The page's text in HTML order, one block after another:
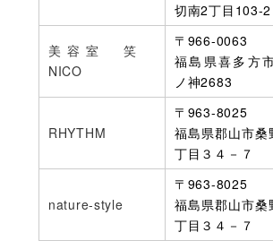
切南2丁目103-2
美容室 笑
NICO
〒966-0063
福島県喜多方
ノ神2683
RHYTHM
〒963-8025
福島県郡山市桑
丁目３４－７
nature-style
〒963-8025
福島県郡山市桑
丁目３４－７